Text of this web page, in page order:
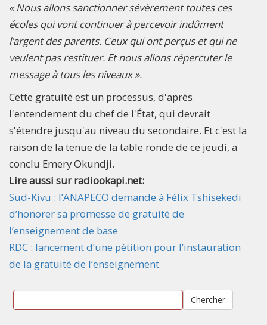
« Nous allons sanctionner sévèrement toutes ces
écoles qui vont continuer à percevoir indûment
l’argent des parents. Ceux qui ont perçus et qui ne
veulent pas restituer. Et nous allons répercuter le
message à tous les niveaux ».
Cette gratuité est un processus, d'après
l'entendement du chef de l'État, qui devrait
s'étendre jusqu'au niveau du secondaire. Et c'est la
raison de la tenue de la table ronde de ce jeudi, a
conclu Emery Okundji.
Lire aussi sur radiookapi.net:
Sud-Kivu : l’ANAPECO demande à Félix Tshisekedi
d’honorer sa promesse de gratuité de
l’enseignement de base
RDC : lancement d’une pétition pour l’instauration
de la gratuité de l’enseignement
Chercher